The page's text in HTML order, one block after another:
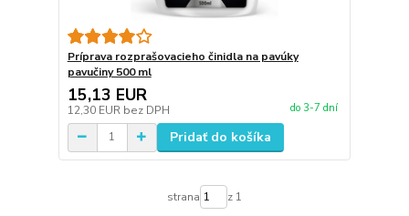
Príprava rozprašovacieho činidla na pavúky
pavučiny 500 ml
15,13 EUR
12,30 EUR bez DPH do 3-7 dní
Pridať do košíka
strana z 1